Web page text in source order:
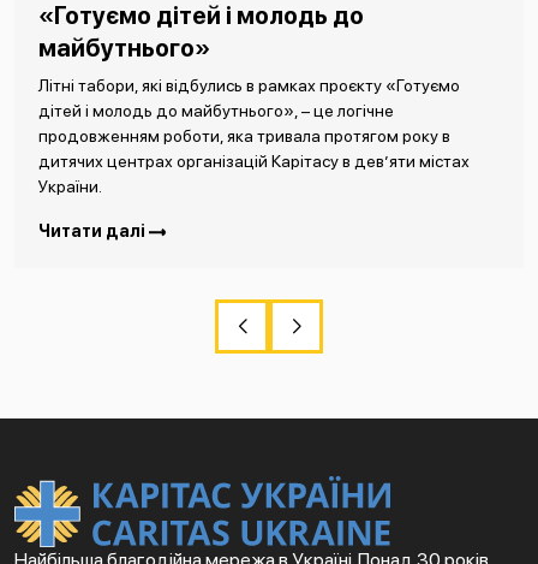
«Готуємо дітей і молодь до
майбутнього»
Літні табори, які відбулись в рамках проєкту «Готуємо
дітей і молодь до майбутнього», – це логічне
продовженням роботи, яка тривала протягом року в
дитячих центрах організацій Карітасу в дев’яти містах
України.
Читати далі